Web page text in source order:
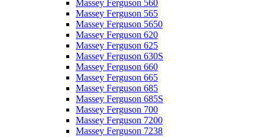
Massey Ferguson 560
Massey Ferguson 565
Massey Ferguson 5650
Massey Ferguson 620
Massey Ferguson 625
Massey Ferguson 630S
Massey Ferguson 660
Massey Ferguson 665
Massey Ferguson 685
Massey Ferguson 685S
Massey Ferguson 700
Massey Ferguson 7200
Massey Ferguson 7238